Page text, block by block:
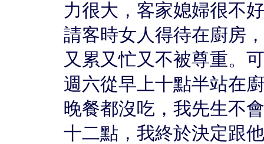
力很大，客家媳婦很不
請客時女人得待在廚房
又累又忙又不被尊重。
週六從早上十點半站在
晚餐都沒吃，我先生不
十二點，我終於決定跟